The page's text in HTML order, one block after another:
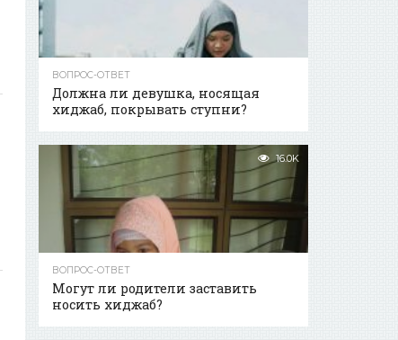
ВОПРОС-ОТВЕТ
Должна ли девушка, носящая
хиджаб, покрывать ступни?
16.0K
ВОПРОС-ОТВЕТ
Могут ли родители заставить
носить хиджаб?